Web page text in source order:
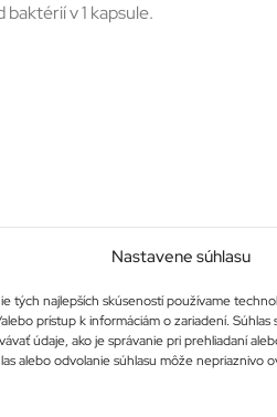
Nastavene súhlasu
tých najlepších skúseností používame
prístup k informáciám o zariadení.
údaje, ako je správanie pri prehliadaní
alebo odvolanie súhlasu môže nepriaznivo
v 1 kapsule.